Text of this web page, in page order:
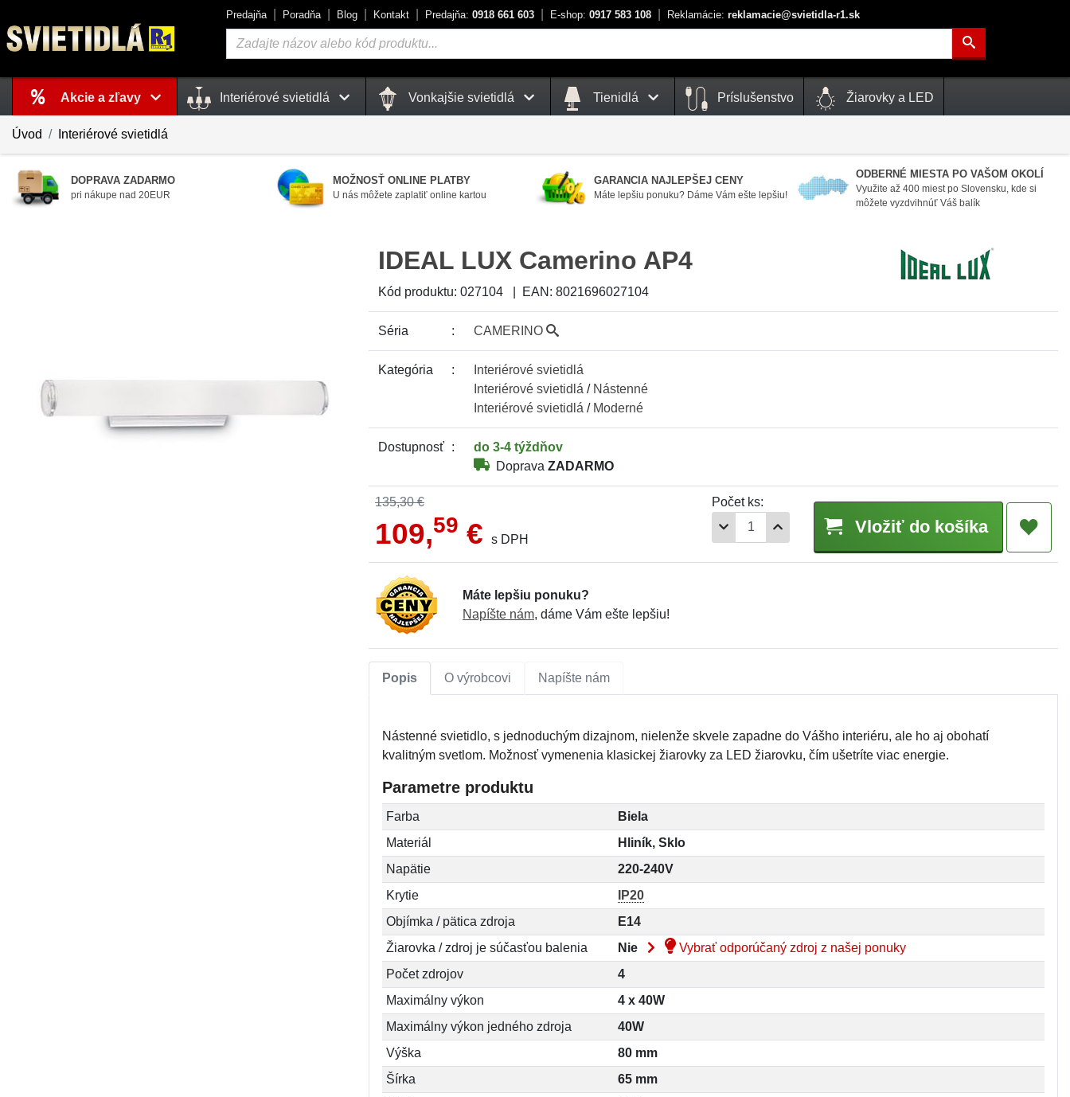
Predajňa Poradňa Blog Kontakt Predajňa: 0918 661 603 E-shop: 0917 583 108 Reklamácie: reklamacie@svietidla-r1.sk
Vyhľadávanie
Košík
je prázdny
Akcie a zľavy Interiérové svietidlá Vonkajšie svietidlá Tienidlá Príslušenstvo Žiarovky a LED
Úvod Interiérové svietidlá
DOPRAVA ZADARMO
pri nákupe nad 20EUR
MOŽNOSŤ ONLINE PLATBY
U nás môžete zaplatiť online kartou
GARANCIA NAJLEPŠEJ CENY
Máte lepšiu ponuku? Dáme Vám ešte lepšiu!
ODBERNÉ MIESTA PO VAŠOM OKOLÍ
Využite až 400 miest po Slovensku, kde si
môžete vyzdvihnúť Váš balík
IDEAL LUX Camerino AP4
Kód produktu: 027104 EAN: 8021696027104
Séria CAMERINO
Kategória Interiérové svietidlá
Interiérové svietidlá / Nástenné
Interiérové svietidlá / Moderné
Dostupnosť
do 3-4 týždňov
Doprava ZADARMO
135,30 €
109,59 € s DPH
Počet ks:
Vložiť do košíka
Máte lepšiu ponuku?
Napíšte nám, dáme Vám ešte lepšiu!
Popis O výrobcovi Napíšte nám
Nástenné svietidlo, s jednoduchým dizajnom, nielenže skvele zapadne do Vášho interiéru, ale ho aj obohatí
kvalitným svetlom. Možnosť vymenenia klasickej žiarovky za LED žiarovku, čím ušetríte viac energie.
Parametre produktu
Farba
Biela
Materiál
Hliník, Sklo
Napätie
220-240V
Krytie
IP20
Objímka / pätica zdroja
E14
Žiarovka / zdroj je súčasťou balenia
Nie
Vybrať odporúčaný zdroj z našej ponuky
Počet zdrojov
4
Maximálny výkon
4 x 40W
Maximálny výkon jedného zdroja
40W
Výška
80 mm
Šírka
65 mm